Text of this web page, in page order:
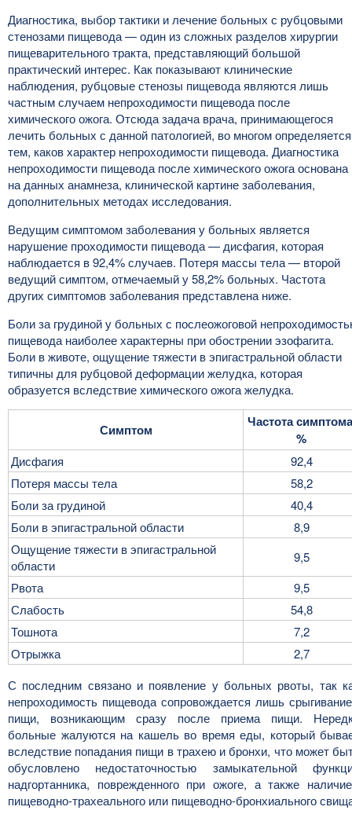
Диагностика, выбор тактики и лечение больных с рубцовыми
стенозами пищевода — один из сложных разделов хирургии
пищеварительного тракта, представляющий большой
практический интерес. Как показывают клинические
наблюдения, рубцовые стенозы пищевода являются лишь
частным случаем непроходимости пищевода после
химического ожога. Отсюда задача врача, принимающегося
лечить больных с данной патологией, во многом определяется
тем, каков характер непроходимости пищевода. Диагностика
непроходимости пищевода после химического ожога основана
на данных анамнеза, клинической картине заболевания,
дополнительных методах исследования.
Ведущим симптомом заболевания у больных является
нарушение проходимости пищевода — дисфагия, которая
наблюдается в 92,4% случаев. Потеря массы тела — второй
ведущий симптом, отмечаемый у 58,2% больных. Частота
других симптомов заболевания представлена ниже.
Боли за грудиной у больных с послеожоговой
пищевода наиболее характерны при обострении эзофагита.
Боли в животе, ощущение тяжести в эпигастральной области
типичны для рубцовой деформации желудка, которая
образуется вследствие химического ожога желудка.
Симптом
Частота
%
Дисфагия
92,4
Потеря массы тела
58,2
Боли за грудиной
40,4
Боли в эпигастральной области
8,9
Ощущение тяжести в эпигастральной
области
9,5
Рвота
9,5
Слабость
54,8
Тошнота
7,2
Отрыжка
2,7
С последним связано и появление у больных рвоты, так
непроходимость пищевода сопровождается лишь
пищи, возникающим сразу после приема пищи.
больные жалуются на кашель во время еды, который
вследствие попадания пищи в трахею и бронхи, что может
обусловлено недостаточностью замыкательной
надгортанника, поврежденного при ожоге, а также
пищеводно-трахеального или пищеводно-бронхиального